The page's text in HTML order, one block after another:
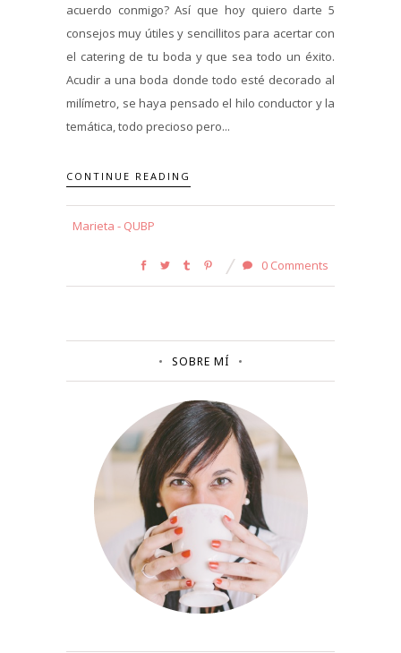
acuerdo conmigo? Así que hoy quiero darte 5
consejos muy útiles y sencillitos para acertar con
el catering de tu boda y que sea todo un éxito.
Acudir a una boda donde todo esté decorado al
milímetro, se haya pensado el hilo conductor y la
temática, todo precioso pero...
CONTINUE READING
Marieta - QUBP
0 Comments
SOBRE MÍ